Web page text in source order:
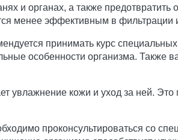
и органах, а также
менее эффективным в
принимать курс
особенности организма. Также
кожи и уход за ней. Это
проконсультироваться со